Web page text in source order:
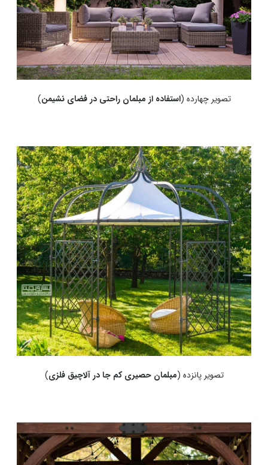
تصویر چهارده ( استفاده از مبلمان راحتی در فضای نشیمن)
تصویر پانزده ( مبلمان حصیری کم جا در آلاچیق فلزی)